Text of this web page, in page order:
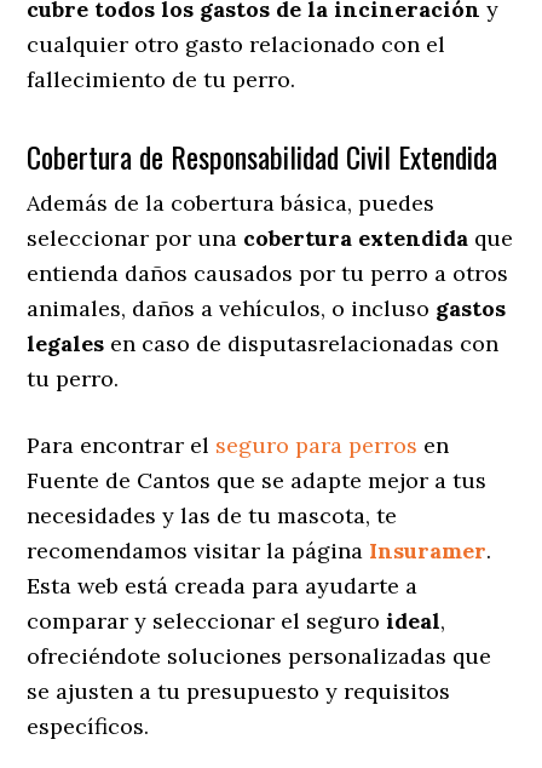
cubre todos los gastos de la incineración y
cualquier otro gasto relacionado con el
fallecimiento de tu perro.
Cobertura de Responsabilidad Civil Extendida
Además de la cobertura básica, puedes
seleccionar por una cobertura extendida que
entienda daños causados por tu perro a otros
animales, daños a vehículos, o incluso gastos
legales en caso de disputasrelacionadas con
tu perro.
Para encontrar el seguro para perros en
Fuente de Cantos que se adapte mejor a tus
necesidades y las de tu mascota, te
recomendamos visitar la página Insuramer.
Esta web está creada para ayudarte a
comparar y seleccionar el seguroideal,
ofreciéndote soluciones personalizadas que
se ajusten a tu presupuesto y requisitos
específicos.